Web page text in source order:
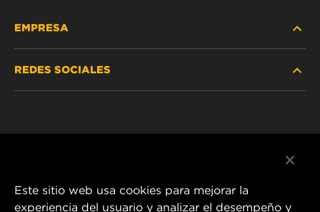
EMPRESA
REDES SOCIALES
Este sitio web usa cookies para mejorar la
experiencia del usuario y analizar el desempeño y